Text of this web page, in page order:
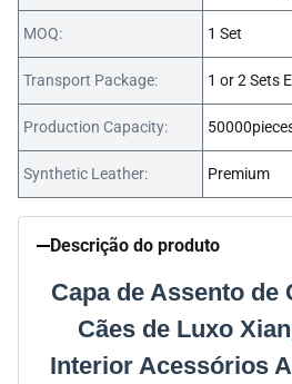
MOQ: 1 Set
Transport Package: 1 or 2 Sets
Production Capacity:
Synthetic Leather: Premium
Descrição do produto
Capa de Assento de
Cães de Luxo
Interior Acessórios